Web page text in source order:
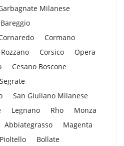
Milanese
Bareggio
Cormano
Rozzano Corsico
Opera
Cesano Boscone
Segrate
San Giuliano Milanese
Legnano Rho
Monza
Abbiategrasso
Magenta
Pioltello
Bollate